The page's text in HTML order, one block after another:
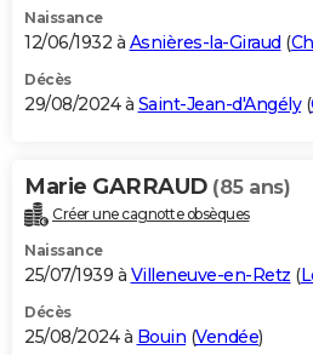
Naissance
12/06/1932 à Asnières-la-Giraud (
Décès
29/08/2024 à Saint-Jean-d'Angély(
Marie GARRAUD (85 ans)
Créer une cagnotte obsèques
Naissance
25/07/1939 à Villeneuve-en-Retz (
Décès
25/08/2024 à Bouin (Vendée)